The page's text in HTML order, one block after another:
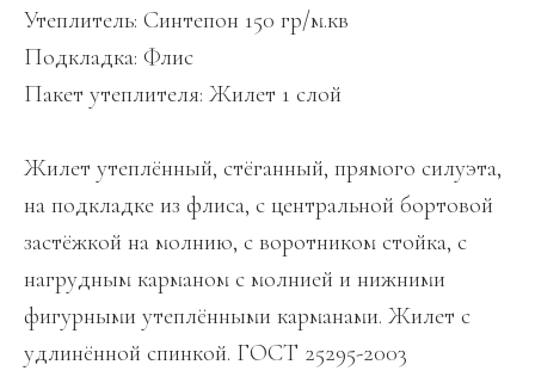
Утеплитель: Синтепон 150 гр/м.кв
Подкладка: Флис
Пакет утеплителя: Жилет 1 слой
Жилет утеплённый, стёганный, прямого силуэта,
на подкладке из флиса, с центральной бортовой
застёжкой на молнию, с воротником стойка, с
нагрудным карманом с молнией и нижними
фигурными утеплёнными карманами. Жилет с
удлинённой спинкой. ГОСТ 25295-2003